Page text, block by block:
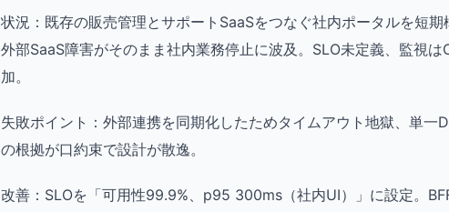
状況：既存の販売管理とサポートSaaSをつなぐ社内ポータルを短期
外部SaaS障害がそのまま社内業務停止に波及。SLO未定義、監視
加。
失敗ポイント：外部連携を同期化したためタイムアウト地獄、単一
の根拠が口約束で設計が散逸。
改善：SLOを「可用性99.9%、p95 300ms（社内UI）」に設定。